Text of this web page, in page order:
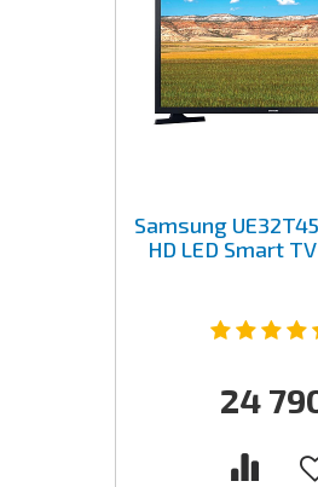
Samsung
HD LED Smart
24